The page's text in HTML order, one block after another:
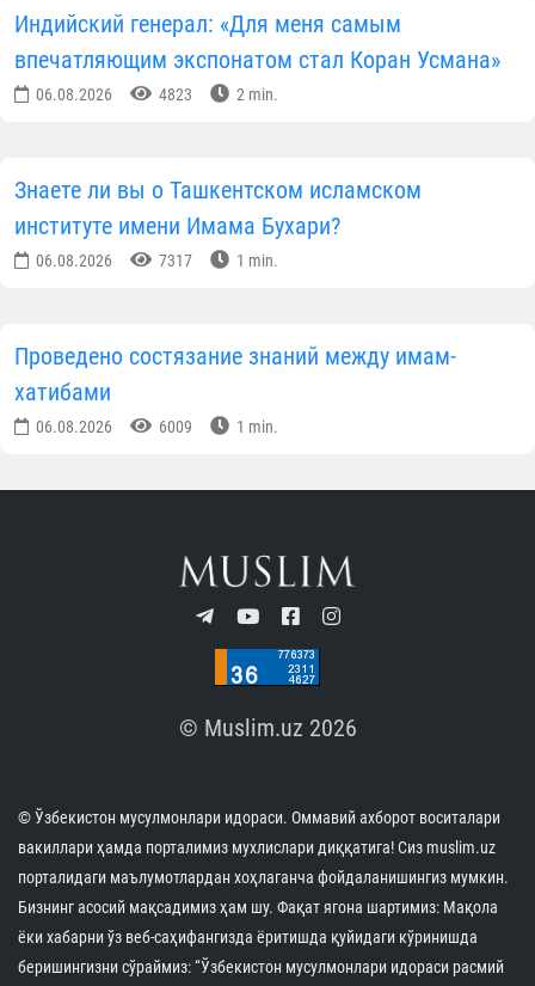
Индийский генерал: «Для меня самым
впечатляющим экспонатом стал Коран Усмана»
06.08.2026 4823 2 min.
Знаете ли вы о Ташкентском исламском
институте имени Имама Бухари?
06.08.2026 7317 1 min.
Проведено состязание знаний между имам-
хатибами
06.08.2026 6009 1 min.
© Muslim.uz 2026
© Ўзбекистон мусулмонлари идораси. Оммавий ахборот воситалари
вакиллари ҳамда порталимиз мухлислари диққатига! Сиз muslim.uz
порталидаги маълумотлардан хоҳлаганча фойдаланишингиз мумкин.
Бизнинг асосий мақсадимиз ҳам шу. Фақат ягона шартимиз: Мақола
ёки хабарни ўз веб-саҳифангизда ёритишда қуйидаги кўринишда
беришингизни сўраймиз: “Ўзбекистон мусулмонлари идораси расмий